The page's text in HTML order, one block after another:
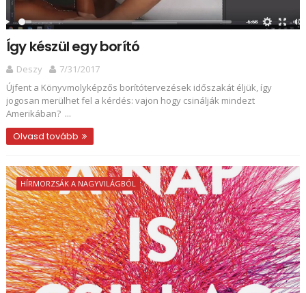
Így készül egy borító
Deszy
7/31/2017
Újfent a Könyvmolyképzős borítótervezések időszakát éljük, így
jogosan merülhet fel a kérdés: vajon hogy csinálják mindezt
Amerikában? ...
Olvasd tovább
HÍRMORZSÁK A NAGYVILÁGBÓL